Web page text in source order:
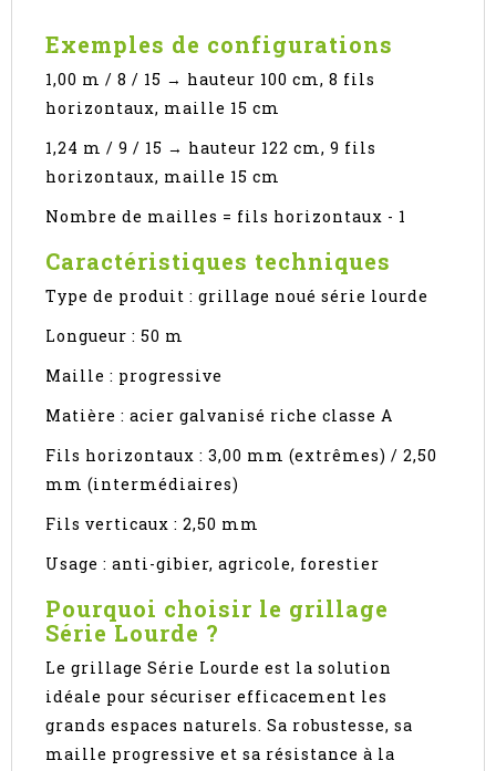
Exemples de configurations
1,00 m / 8 / 15 → hauteur 100 cm, 8 fils
horizontaux, maille 15 cm
1,24 m / 9 / 15 → hauteur 122 cm, 9 fils
horizontaux, maille 15 cm
Nombre de mailles = fils horizontaux - 1
Caractéristiques techniques
Type de produit : grillage noué série lourde
Longueur : 50 m
Maille : progressive
Matière : acier galvanisé riche classe A
Fils horizontaux : 3,00 mm (extrêmes) / 2,50
mm (intermédiaires)
Fils verticaux : 2,50 mm
Usage : anti-gibier, agricole, forestier
Pourquoi choisir le grillage
Série Lourde ?
Le grillage Série Lourde est la solution
idéale pour sécuriser efficacement les
grands espaces naturels. Sa robustesse, sa
maille progressive et sa résistance à la